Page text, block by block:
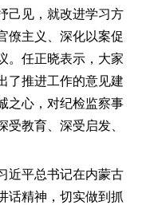
己见，就改进学习方
僚主义、深化以案促
。任正晓表示，大家
了推进工作的意见建
之心，对纪检监察事
受教育、深受启发、
平总书记在内蒙古
话精神，切实做到抓